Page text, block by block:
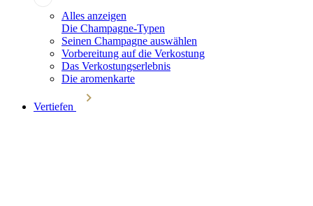
Alles anzeigen
Die Champagne-Typen
Seinen Champagne auswählen
Vorbereitung auf die Verkostung
Das Verkostungserlebnis
Die aromenkarte
Vertiefen